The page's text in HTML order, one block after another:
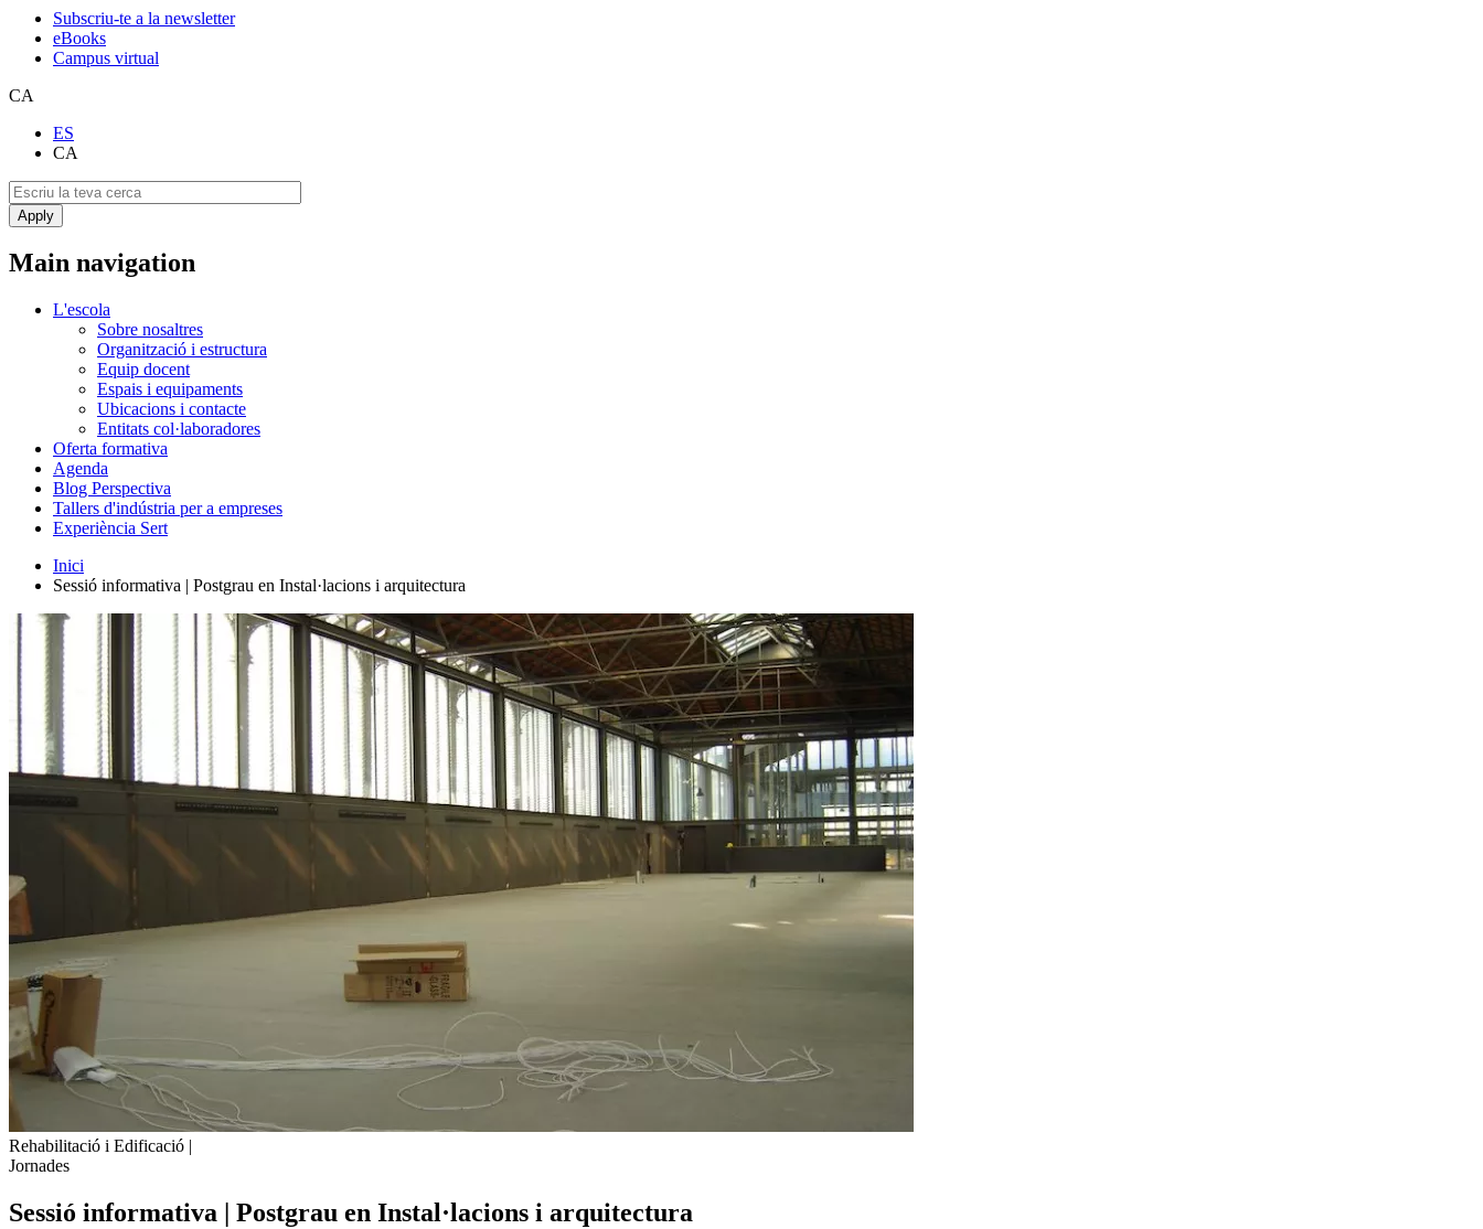
Subscriu-te a la newsletter
eBooks
Campus virtual
CA
ES
CA
Main navigation
L'escola
Sobre nosaltres
Organització i estructura
Equip docent
Espais i equipaments
Ubicacions i contacte
Entitats col·laboradores
Oferta formativa
Agenda
Blog Perspectiva
Tallers d'indústria per a empreses
Experiència Sert
Inici
Sessió informativa | Postgrau en Instal·lacions i arquitectura
Rehabilitació i Edificació |
Jornades
Sessió informativa | Postgrau en Instal·lacions i arquitectura